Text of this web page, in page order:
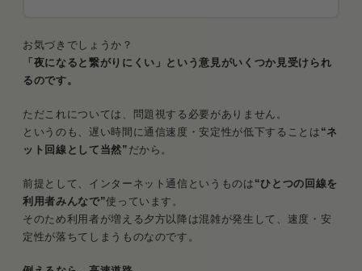
お気づきでしょうか？
「夜になると繋がりにくい」という意見がいくつか見受けられ
るのです。
ただこれについては、問題視する必要がありません。
というのも、遅い時間に通信速度・安定性が低下することは “ネ
ット回線として当然” だから。
前提として、インターネット通信というものは “ひとつの回線を
利用者みんなで”使っています。
そのため利用者が増える夕方以降は混雑が発生して、速度・安
定性が落ちてしまうものなのです。